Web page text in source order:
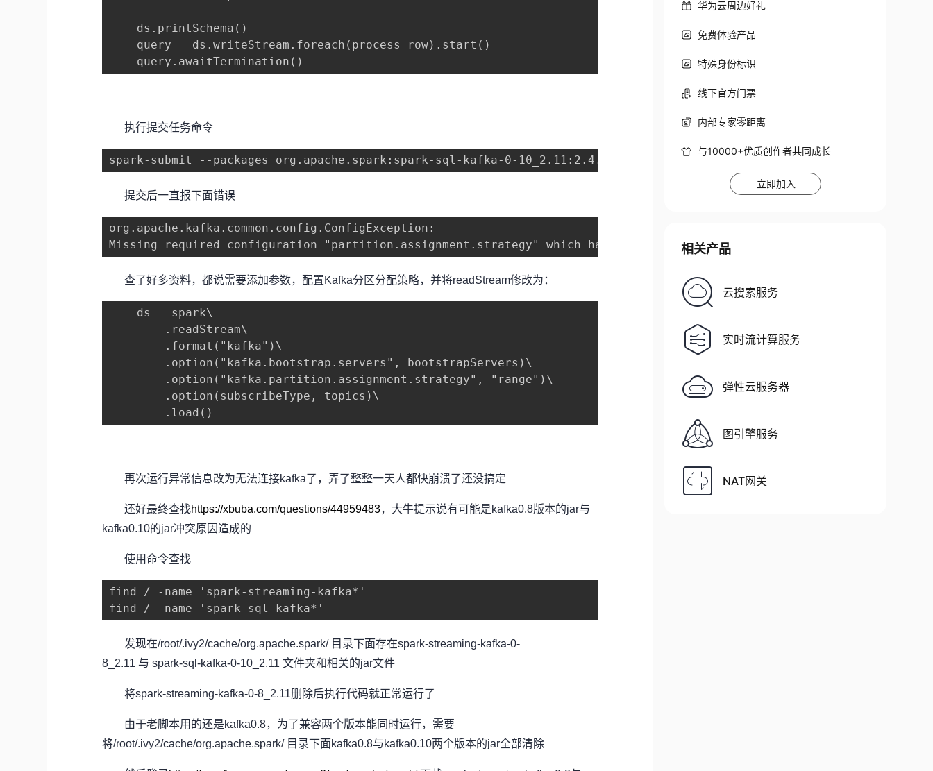
ds.printSchema()
query = ds.writeStream.foreach(process_row).start()
query.awaitTermination()
执行提交任务命令
spark-submit --packages org.apache.spark:spark-sql-kafka-0-10_2.11:2.4.4 /data/service/demo.py master:9092
提交后一直报下面错误
org.apache.kafka.common.config.ConfigException:
Missing required configuration "partition.assignment.strategy" which has no default value
查了好多资料，都说需要添加参数，配置Kafka分区分配策略，并将readStream修改为：
ds = spark\
.readStream\
.format("kafka")\
.option("kafka.bootstrap.servers", bootstrapServers)\
.option("kafka.partition.assignment.strategy", "range")\
.option(subscribeType, topics)\
.load()
再次运行异常信息改为无法连接kafka了，弄了整整一天人都快崩溃了还没搞定
还好最终查找https://xbuba.com/questions/44959483，大牛提示说有可能是kafka0.8版本的jar与
kafka0.10的jar冲突原因造成的
使用命令查找
find / -name 'spark-streaming-kafka*'
find / -name 'spark-sql-kafka*'
发现在/root/.ivy2/cache/org.apache.spark/ 目录下面存在spark-streaming-kafka-0-
8_2.11 与 spark-sql-kafka-0-10_2.11 文件夹和相关的jar文件
将spark-streaming-kafka-0-8_2.11删除后执行代码就正常运行了
由于老脚本用的还是kafka0.8，为了兼容两个版本能同时运行，需要
将/root/.ivy2/cache/org.apache.spark/ 目录下面kafka0.8与kafka0.10两个版本的jar全部清除
华为云周边好礼
免费体验产品
特殊身份标识
线下官方门票
内部专家零距离
与10000+优质创作者共同成长
立即加入
相关产品
云搜索服务
实时流计算服务
弹性云服务器
图引擎服务
NAT网关